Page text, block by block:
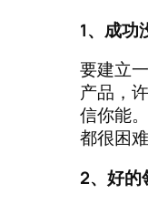
1、成功
要建立
产品，
信你能
都很困难
2、好的